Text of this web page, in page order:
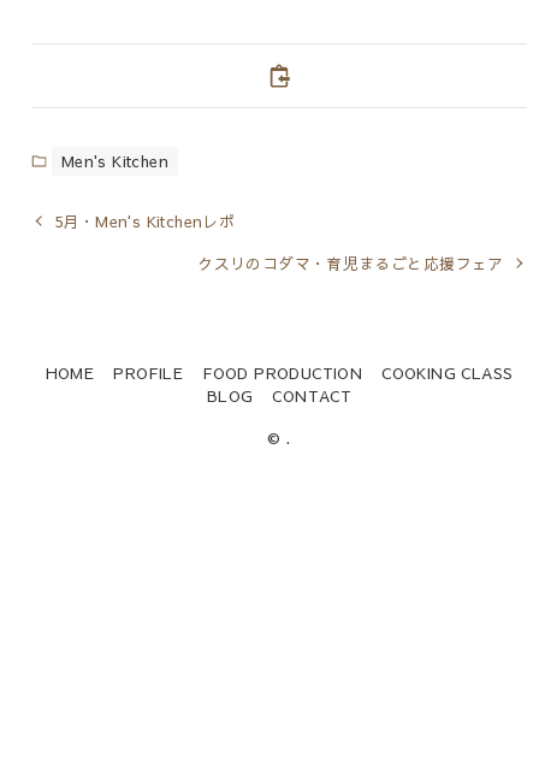
Men's Kitchen
5月・Men's Kitchenレポ
クスリのコダマ・育児まるごと応援フェア
HOME PROFILE FOOD PRODUCTION
COOKING CLASS
BLOG
CONTACT
© .